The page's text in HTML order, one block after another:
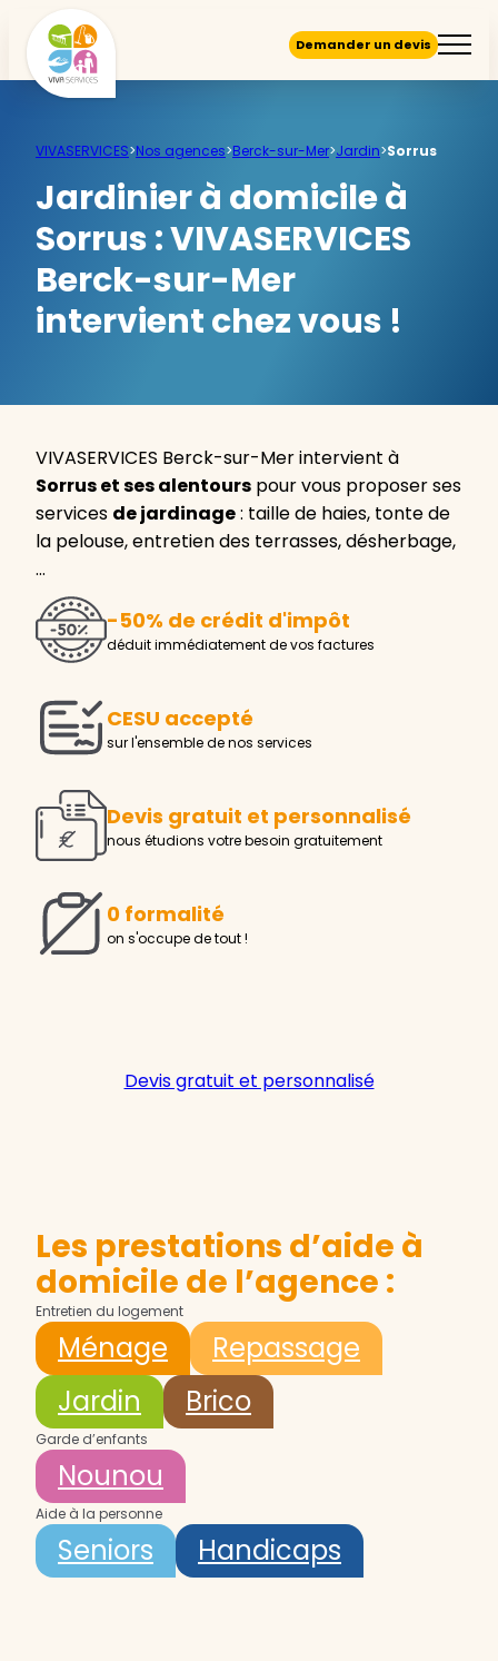
Demander un devis
VIVASERVICES>Nos agences>Berck-sur-Mer>Jardin>Sorrus
Jardinier à domicile à
Sorrus :VIVASERVICES
Berck-sur-Mer
intervient chez vous !
VIVASERVICES Berck-sur-Mer intervient à
Sorrus et ses alentours pour vous proposer ses
services de jardinage: taille de haies, tonte de
la pelouse, entretien des terrasses, désherbage,
…
-50% de crédit d'impôt
déduit immédiatement de vos factures
CESU accepté
sur l'ensemble de nos services
Devis gratuit et personnalisé
nous étudions votre besoin gratuitement
0 formalité
on s'occupe de tout !
Devis gratuit et personnalisé
Les prestations d’aide à
domicile de l’agence :
Entretien du logement
Ménage
Repassage
Jardin
Brico
Garde d’enfants
Nounou
Aide à la personne
Seniors Handicaps